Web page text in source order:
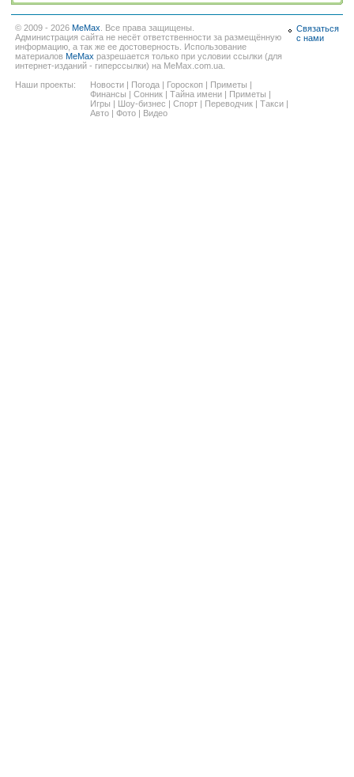
© 2009 - 2026 MeMax . Все права защищены.
Администрация сайта не несёт ответственности за размещённую
информацию, а так же ее достоверность. Использование
материалов MeMax разрешается только при условии ссылки (для
интернет-изданий - гиперссылки) на MeMax.com.ua.
Наши проекты:
Новости | Погода | Гороскоп | Приметы |
Финансы | Сонник | Тайна имени | Приметы |
Игры | Шоу-бизнес | Спорт | Переводчик | Такси |
Авто | Фото | Видео
Связаться
с нами